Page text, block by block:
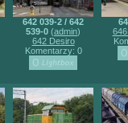
642 039-2 / 642
539-0 (admin)
642 Desiro
Komentarzy: 0